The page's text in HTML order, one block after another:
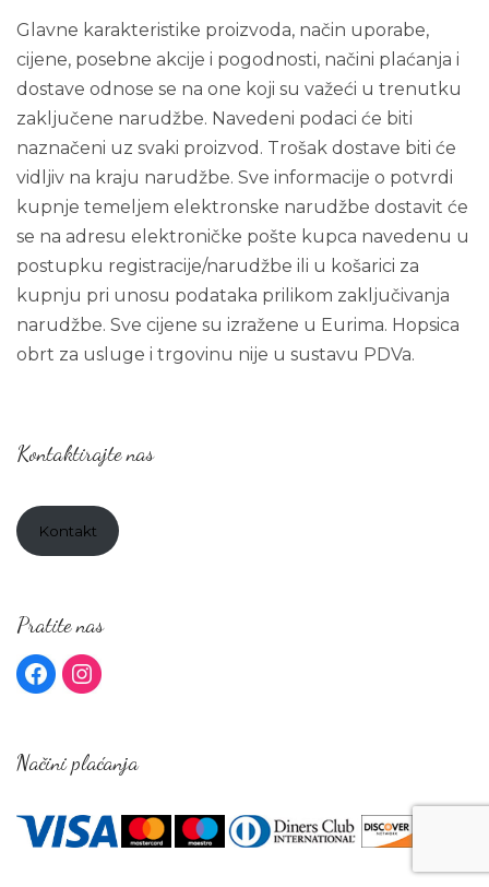
Glavne karakteristike proizvoda, način uporabe,
cijene, posebne akcije i pogodnosti, načini plaćanja i
dostave odnose se na one koji su važeći u trenutku
zaključene narudžbe. Navedeni podaci će biti
naznačeni uz svaki proizvod. Trošak dostave biti će
vidljiv na kraju narudžbe. Sve informacije o potvrdi
kupnje temeljem elektronske narudžbe dostavit će
se na adresu elektroničke pošte kupca navedenu u
postupku registracije/narudžbe ili u košarici za
kupnju pri unosu podataka prilikom zaključivanja
narudžbe. Sve cijene su izražene u Eurima. Hopsica
obrt za usluge i trgovinu nije u sustavu PDVa.
Kontaktirajte nas
Kontakt
Pratite nas
Načini plaćanja